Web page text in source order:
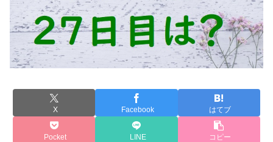
X Facebook はてブ
Pocket LINE コピー